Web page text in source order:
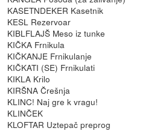
KASETNDEKER Kasetnik
KESL Rezervoar
KIBLFLAJŠ Meso iz tunke
KIČKA Frnikula
KIČKANJE Frnikulanje
KIČKATI (SE) Frnikulati
KIKLA Krilo
KIRŠNA Črešnja
KLINC! Naj gre k vragu!
KLINČEK
KLOFTAR Uztepač preprog